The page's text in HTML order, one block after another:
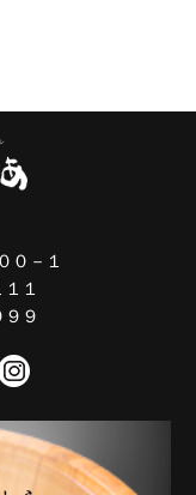
０－１
１
９